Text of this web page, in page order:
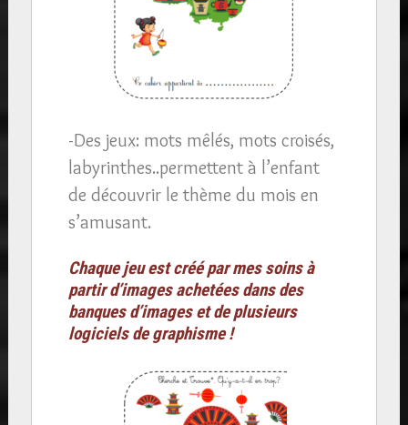
-Des jeux: mots mêlés, mots croisés,
labyrinthes..permettent à l’enfant
de découvrir le thème du mois en
s’amusant.
Chaque jeu est créé par mes soins à
partir d’images achetées dans des
banques d’images et de plusieurs
logiciels de graphisme !